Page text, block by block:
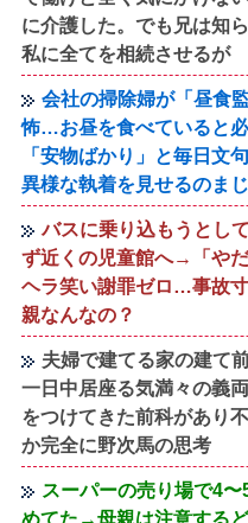
に介護した。でも兄は知
私に全てを相続させるが
会社の掃除婦が「昼食
怖…お昼を食べていると
「安物ばかり」と毎日文
異様な執着を見せるのま
バスに乗り込もうとし
ず近くの児童館へ→「や
ヘラ笑い謝罪ゼロ…事故
親なんなの？
夫婦で建てる家の建て
一日中居座る気満々の義
をつけてきた前科があり
か完全に野次馬の思考
スーパーの売り場で4
めてた→母親は注意する